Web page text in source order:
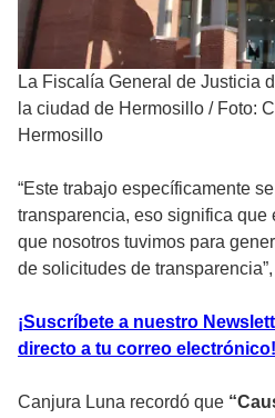
La Fiscalía General de Justicia
la ciudad de Hermosillo / Foto:
Hermosillo
“Este trabajo específicamente
transparencia, eso significa que
que nosotros tuvimos para
de solicitudes de
¡Suscríbete a nuestro
directo a tu correo electrónico!
Canjura Luna recordó que